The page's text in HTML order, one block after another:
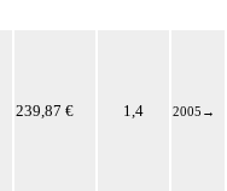
239,87 € 1,4 2005 →